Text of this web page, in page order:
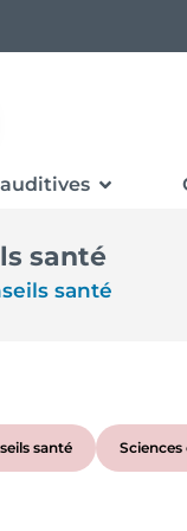
santé
santé
santé